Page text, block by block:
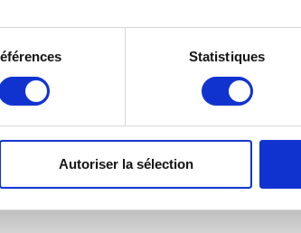
:
localisation géographique qui peuvent être
et d'analyse, qui peuvent combiner celles-ci
Statistiques
Autoriser la sélection